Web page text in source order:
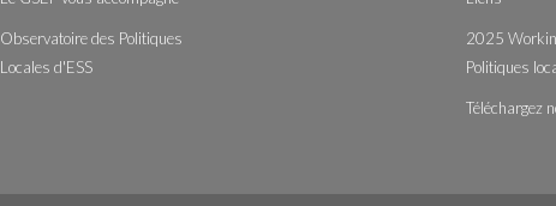
Observatoire des Politiques
Locales d'ESS
2025
Politiques
Téléchargez